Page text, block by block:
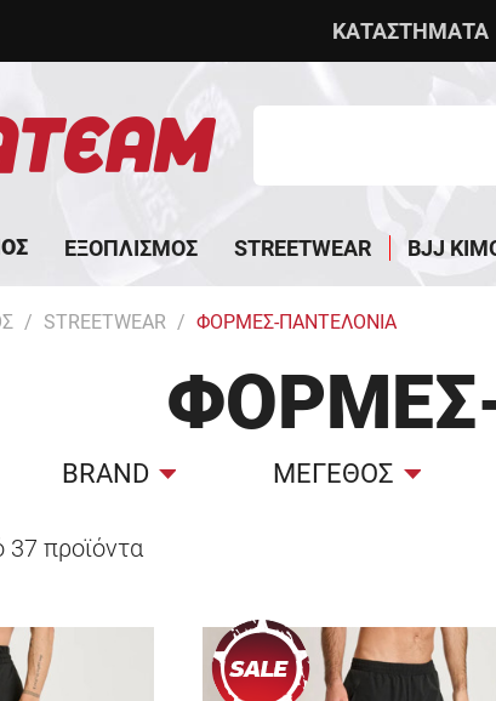
ΚΑΤΑΣΤΗΜΑΤΑ
ΕΞΟΠΛΙΣΜΟΣ STREETWEAR BJJ
STREETWEAR ΦΟΡΜΕΣ-ΠΑΝΤΕΛΟΝΙΑ
BRAND ΜΕΓΕΘΟΣ
37 προϊόντα